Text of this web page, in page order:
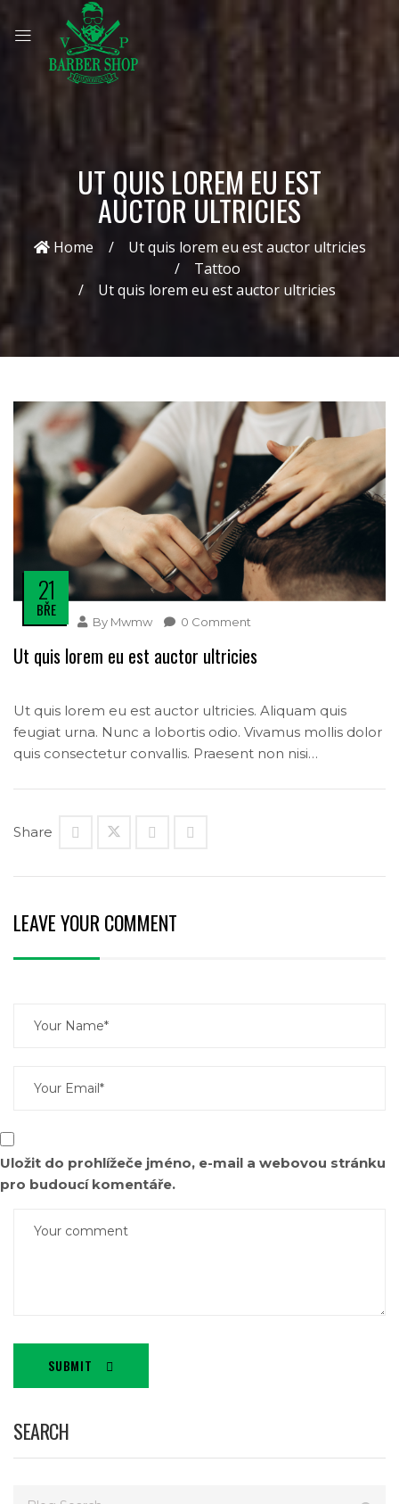
UT QUIS LOREM EU EST
AUCTOR ULTRICIES
Home
Ut quis lorem eu est auctor ultricies
Tattoo
Ut quis lorem eu est auctor ultricies
21
BŘE
By Mwmw 0 Comment
Ut quis lorem eu est auctor ultricies
Ut quis lorem eu est auctor ultricies. Aliquam quis
feugiat urna. Nunc a lobortis odio. Vivamus mollis dolor
quis consectetur convallis. Praesent non nisi
condimentum, nunc lacus tristique augue, in tempus
Share
LEAVE YOUR COMMENT
Uložit do prohlížeče jméno, e-mail a webovou stránku
pro budoucí komentáře.
SUBMIT
SEARCH